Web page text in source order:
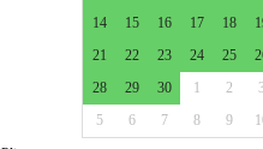
14
15 16 17 18
21
22 23 24 25
28
29 30 1 2
5
6 7 8 9